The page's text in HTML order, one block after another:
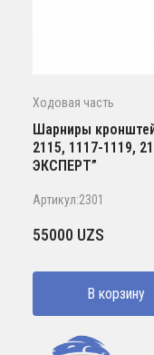
Ходовая часть
Шарниры
2115, 1117-1119,
ЭКСПЕРТ”
Артикул:2301
55000 UZS
В корзину